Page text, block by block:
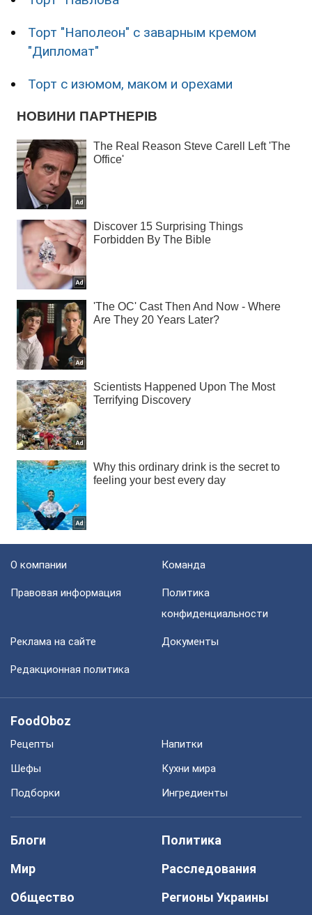
Торт "Наполеон" с заварным кремом
"Дипломат"
Торт с изюмом, маком и орехами
О компании Команда
Правовая информация
Политика
конфиденциальности
Реклама на сайте Документы
Редакционная политика
FoodOboz
Рецепты
Напитки
Шефы
Кухни мира
Подборки
Ингредиенты
Блоги
Политика
Мир
Расследования
Общество
Регионы Украины